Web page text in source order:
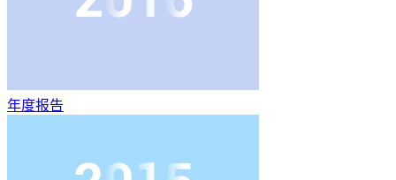
年度报告